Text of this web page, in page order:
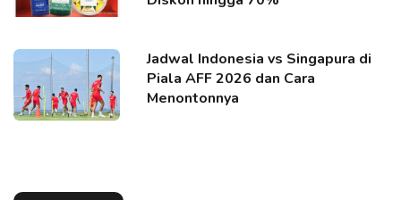
Jadwal Indonesia vs Singapura di
Piala AFF 2026 dan Cara
Menontonnya